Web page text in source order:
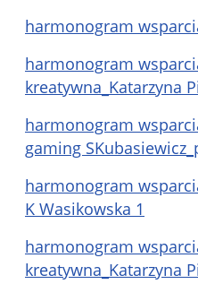
harmonogram
harmonogram
kreatywna_Katarzyna
harmonogram
gaming
harmonogram
K Wasikowska 1
harmonogram
kreatywna_Katarzyna